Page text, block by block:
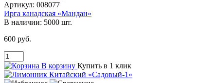
Артикул: 008077
Ирга канадская «Мандан»
В наличии: 5000 шт.
600 руб.
В корзину Купить в 1 клик